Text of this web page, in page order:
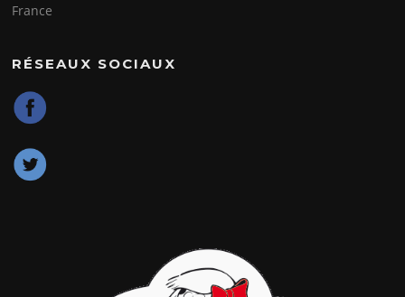
France
RÉSEAUX SOCIAUX